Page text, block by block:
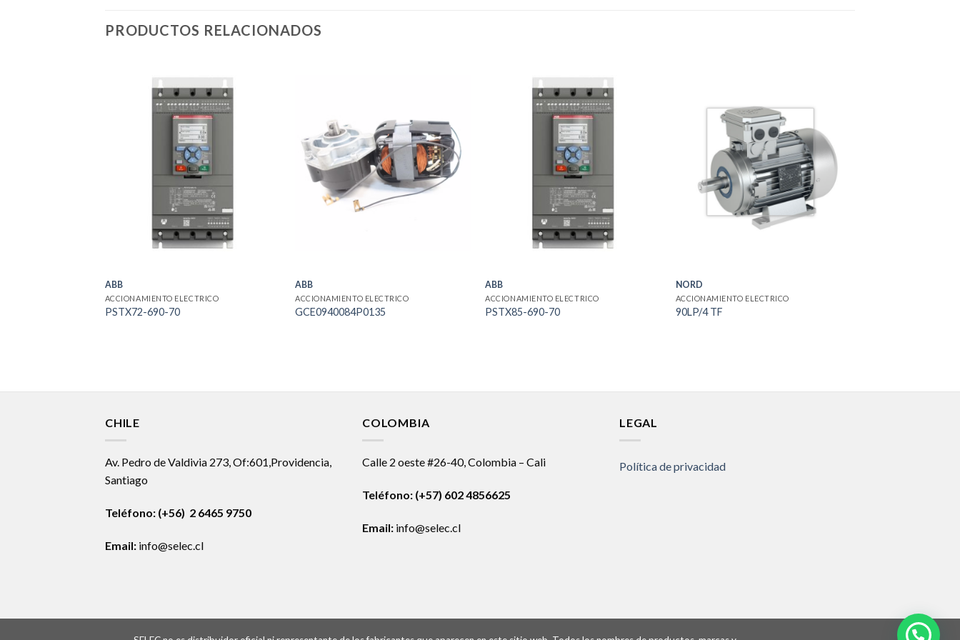
PRODUCTOS RELACIONADOS
ABB
ACCIONAMIENTO ELECTRICO
PSTX72-690-70
ABB
ACCIONAMIENTO ELECTRICO
GCE0940084P0135
ABB
ACCIONAMIENTO ELECTRICO
PSTX85-690-70
NORD
ACCIONAMIENTO ELECTRICO
90LP/4 TF
CHILE
Av. Pedro de Valdivia 273, Of:601,Providencia,
Santiago
Teléfono: (+56) 2 6465 9750
Email: info@selec.cl
COLOMBIA
Calle 2 oeste #26-40, Colombia – Cali
Teléfono: (+57) 602 4856625
Email: info@selec.cl
LEGAL
Política de privacidad